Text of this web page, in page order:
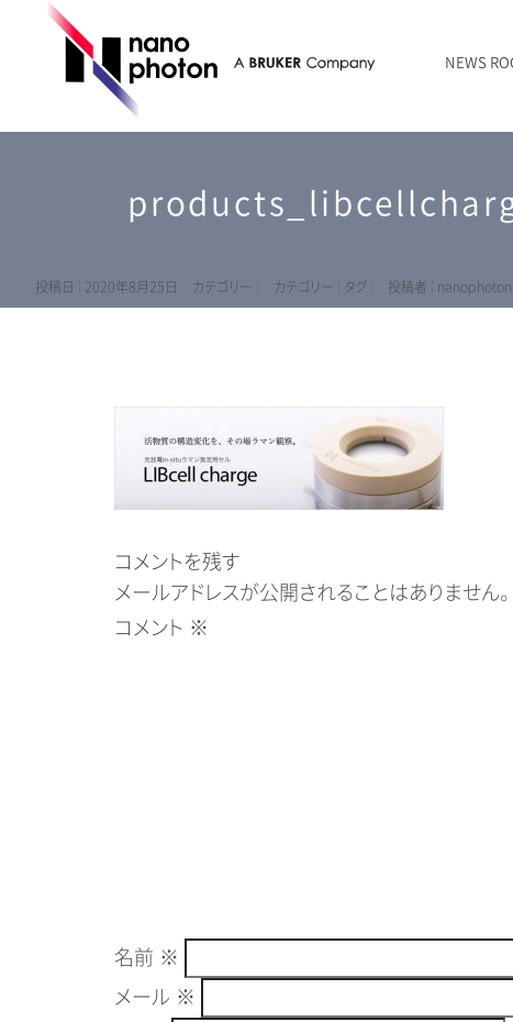
NEWS
RAMANtouch vioLa | 紫外・深紫外ラマン顕微鏡
sumilé | 広帯域 反射型対物レンズ
RAMAN顕微鏡オンライン見積もり
無機化合物・鉱物
ライフサイエンス
投稿日 : 2020年8月25日 カテゴリー : カテゴリー : タグ : 投稿者 : nanophoton
コメントを残す
メールアドレスが公開されることはありません。
コメント ※
名前 ※
メール ※